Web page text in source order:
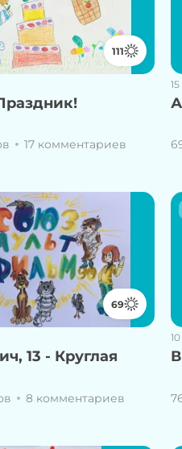
111
17 комментариев
69
13 - Круглая
8 комментариев